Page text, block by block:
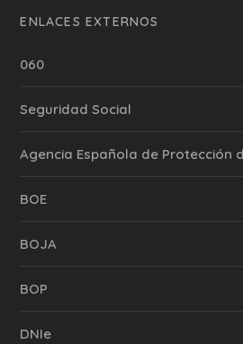
ENLACES EXTERNOS
060
Seguridad Social
Agencia Española de Protección
BOE
BOJA
BOP
DNIe